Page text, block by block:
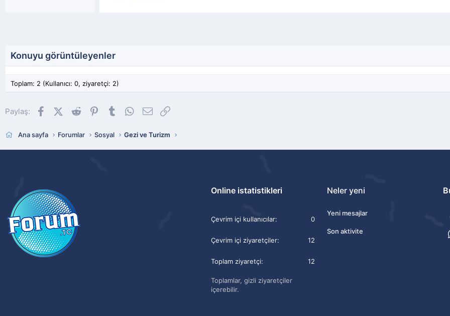
Konuyu görüntüleyenler
Toplam: 2 (Kullanıcı: 0, ziyaretçi: 2)
Paylaş: FacebookX (Twitter)
Reddit PinterestTumblrWhatsApp
E-posta
Ana sayfa Forumlar Sosyal Gezi ve Turizm
Online istatistikleri
Çevrim içi kullanıcılar 0
Çevrim içi ziyaretçiler 12
Toplam ziyaretçi 12
Toplamlar, gizli ziyaretçiler
içerebilir.
Neler yeni
Yeni mesajlar
Son aktivite